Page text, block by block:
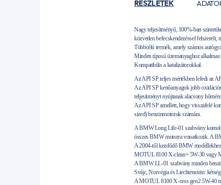
RÉSZLETEK
Nagy teljesítményű, 100%-ban
közvetlen befecskendezéssel felszerelt,
Többcélú termék, amely számos
Minden típusú üzemanyaghoz
Kompatibilis a katalizátorokkal.
Az API SP teljes mértékben lefedi az
Az API SP kenőanyagok jobb
teljesítményt nyújtanak alacsony
Az API SP amellett, hogy visszafelé
sized) benzinmotorok számára.
A BMW Long Life-01 szabvány komoly
összes BMW motorra vonatkozik. A
A 2004-től kezdődő BMW
MOTUL 8100 X-clean+ 5W-30 vagy
A BMW LL-01 szabvány minden
Svájc, Norvégia és Liechtenstein:
A MOTUL 8100 X-cess gen2 5W-40